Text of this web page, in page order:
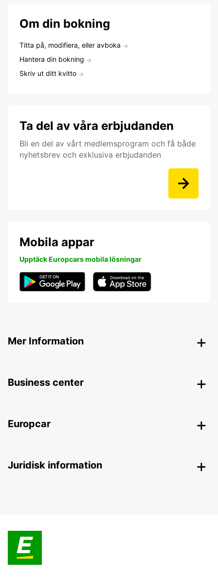
Om din bokning
Titta på, modifiera, eller avboka
Hantera din bokning
Skriv ut ditt kvitto
Ta del av våra erbjudanden
Bli en del av vårt medlemsprogram och få både
nyhetsbrev och exklusiva erbjudanden
Mobila appar
Upptäck Europcars mobila lösningar
Mer Information
Business center
Europcar
Juridisk information